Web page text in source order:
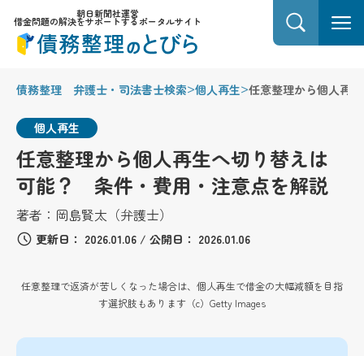
朝日新聞社運営
借金問題の解決をサポートするポータルサイト
債務整理 弁護士・司法書士検索>個人再生>任意整理から個人再
個人再生
任意整理から個人再生へ切り替えは
可能？ 条件・費用・注意点を解説
著者： 岡島賢太（弁護士）
更新日： 2026.01.06 / 公開日： 2026.01.06
任意整理で返済が苦しくなった場合は、個人再生で借金の大幅減額を目指
す選択肢もあります（c）Getty Images